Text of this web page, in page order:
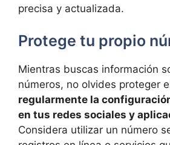
precisa y actualizada.
Protege tu propio
Mientras buscas información
números, no olvides proteger
regularmente la
en tus redes sociales y
Considera utilizar un número